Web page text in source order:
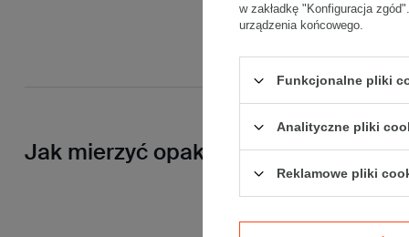
Jak mierzyć opakowanie
w zakładkę "Konfiguracja
urządzenia końcowego.
Funkcjonalne pliki
Analityczne pliki
Reklamowe pliki